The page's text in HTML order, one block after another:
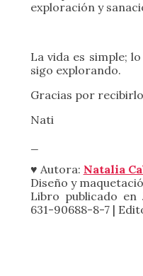
sigo explorando.
Gracias por recibirlo.
♥ Autora:
Diseño y
Libro publicado en
631-90688-8-7 |